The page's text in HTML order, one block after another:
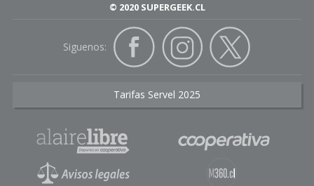
© 2020 SUPERGEEK.CL
Siguenos:
Tarifas Servel 2025